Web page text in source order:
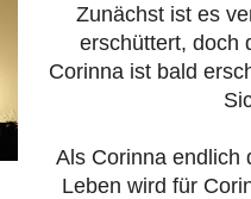
Zunächst ist es
erschüttert, doch
Corinna ist bald
Als Corinna endlich
Leben wird für